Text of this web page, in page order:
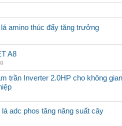
amino thúc đẩy tăng trưởng
A8
trần Inverter 2.0HP cho không gian
adc phos tăng năng suất cây